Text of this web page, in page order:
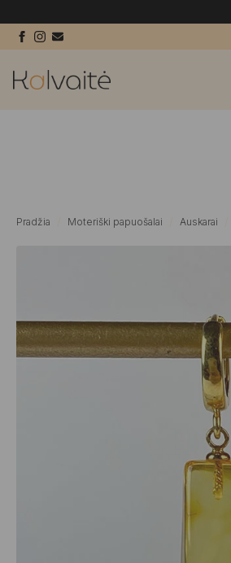
Pradžia Moteriški papuošalai Auskarai